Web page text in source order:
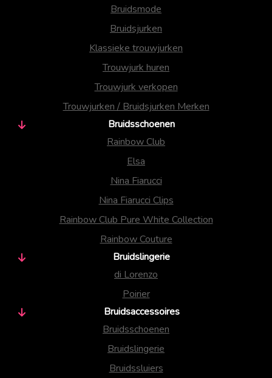
Bruidsmode
Bruidsjurken
Klassieke trouwjurken
Trouwjurk huren
Trouwjurk verkopen
Trouwjurken / Bruidsjurken Merken
Bruidsschoenen
Rainbow Club
Elsa
Nina Fiarucci
Nina Fiarucci Clips
Rainbow Club Pure White Collection
Rainbow Couture
Bruidslingerie
di Lorenzo
Poirier
Bruidsaccessoires
Bruidsschoenen
Bruidslingerie
Bruidssluiers